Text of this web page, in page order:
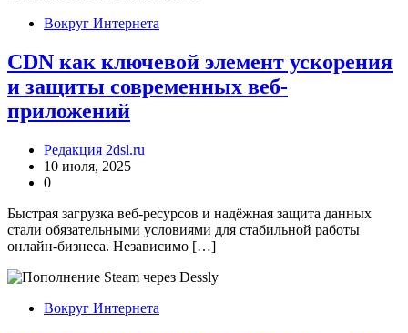
Вокруг Интернета
CDN как ключевой элемент ускорения
и защиты современных веб-
приложений
Редакция 2dsl.ru
10 июля, 2025
0
Быстрая загрузка веб-ресурсов и надёжная защита данных
стали обязательными условиями для стабильной работы
онлайн-бизнеса. Независимо […]
Вокруг Интернета